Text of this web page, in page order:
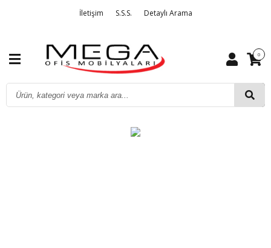
İletişim S.S.S. Detaylı Arama
0